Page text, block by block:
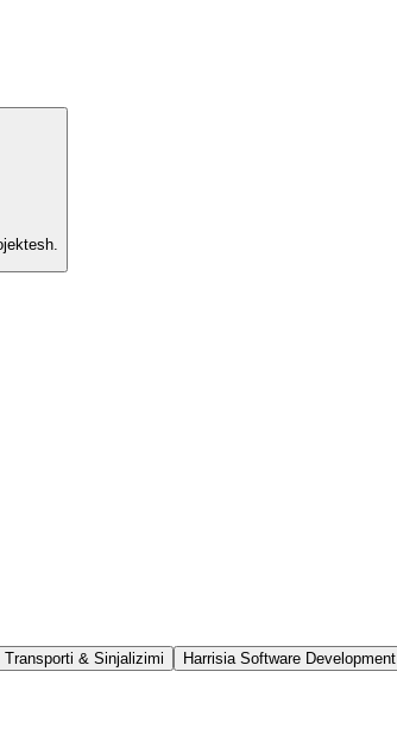
Transporti & Sinjalizimi Harrisia Software Development